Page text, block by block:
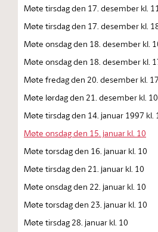
Møte tirsdag den 17. desember kl.
Møte tirsdag den 17. desember kl.
Møte onsdag den 18. desember kl.
Møte onsdag den 18. desember kl.
Møte fredag den 20. desember kl.
Møte lørdag den 21. desember kl. 10
Møte tirsdag den 14. januar 1997 kl.
Møte onsdag den 15. januar kl. 10
Møte torsdag den 16. januar kl. 10
Møte tirsdag den 21. januar kl. 10
Møte onsdag den 22. januar kl. 10
Møte torsdag den 23. januar kl. 10
Møte tirsdag 28. januar kl. 10